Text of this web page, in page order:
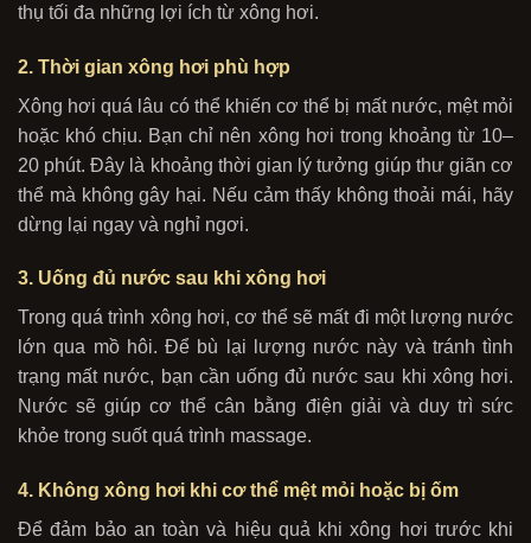
thụ tối đa những lợi ích từ xông hơi.
2. Thời gian xông hơi phù hợp
Xông hơi quá lâu có thể khiến cơ thể bị mất nước, mệt mỏi
hoặc khó chịu. Bạn chỉ nên xông hơi trong khoảng từ 10–
20 phút. Đây là khoảng thời gian lý tưởng giúp thư giãn cơ
thể mà không gây hại. Nếu cảm thấy không thoải mái, hãy
dừng lại ngay và nghỉ ngơi.
3. Uống đủ nước sau khi xông hơi
Trong quá trình xông hơi, cơ thể sẽ mất đi một lượng nước
lớn qua mồ hôi. Để bù lại lượng nước này và tránh tình
trạng mất nước, bạn cần uống đủ nước sau khi xông hơi.
Nước sẽ giúp cơ thể cân bằng điện giải và duy trì sức
khỏe trong suốt quá trình massage.
4. Không xông hơi khi cơ thể mệt mỏi hoặc bị ốm
Để đảm bảo an toàn và hiệu quả khi xông hơi trước khi